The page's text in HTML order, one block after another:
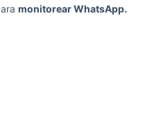
monitorear WhatsApp.